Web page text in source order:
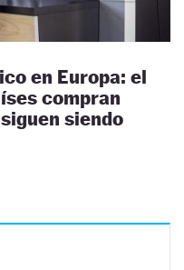
en Europa: el
compran
siendo